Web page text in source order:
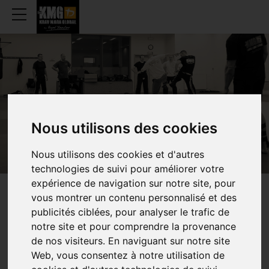
Nous utilisons des cookies
Nous utilisons des cookies et d'autres
technologies de suivi pour améliorer votre
expérience de navigation sur notre site, pour
vous montrer un contenu personnalisé et des
publicités ciblées, pour analyser le trafic de
notre site et pour comprendre la provenance
de nos visiteurs. En naviguant sur notre site
Web, vous consentez à notre utilisation de
RIXENSART
WEEKLYSCHEDULE
TRAINING (ADULTS)